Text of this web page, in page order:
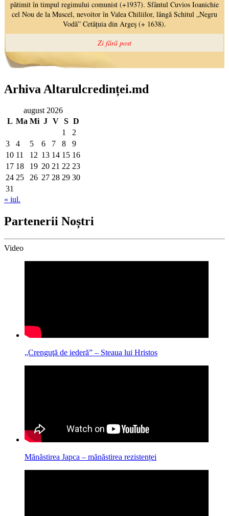
Arhiva Altarulcredinței.md
august 2026
L Ma Mi J V S D
1
2
3
4 5 6 7 8
9
10 11 12 13 14 15 16
17 18 19 20 21 22 23
24 25 26 27 28 29 30
31
« iul.
Partenerii Noștri
Video
„Crenguţă de iederă” – Steaua lui Hristos
Mănăstirea Japca – mănăstirea rezistenței